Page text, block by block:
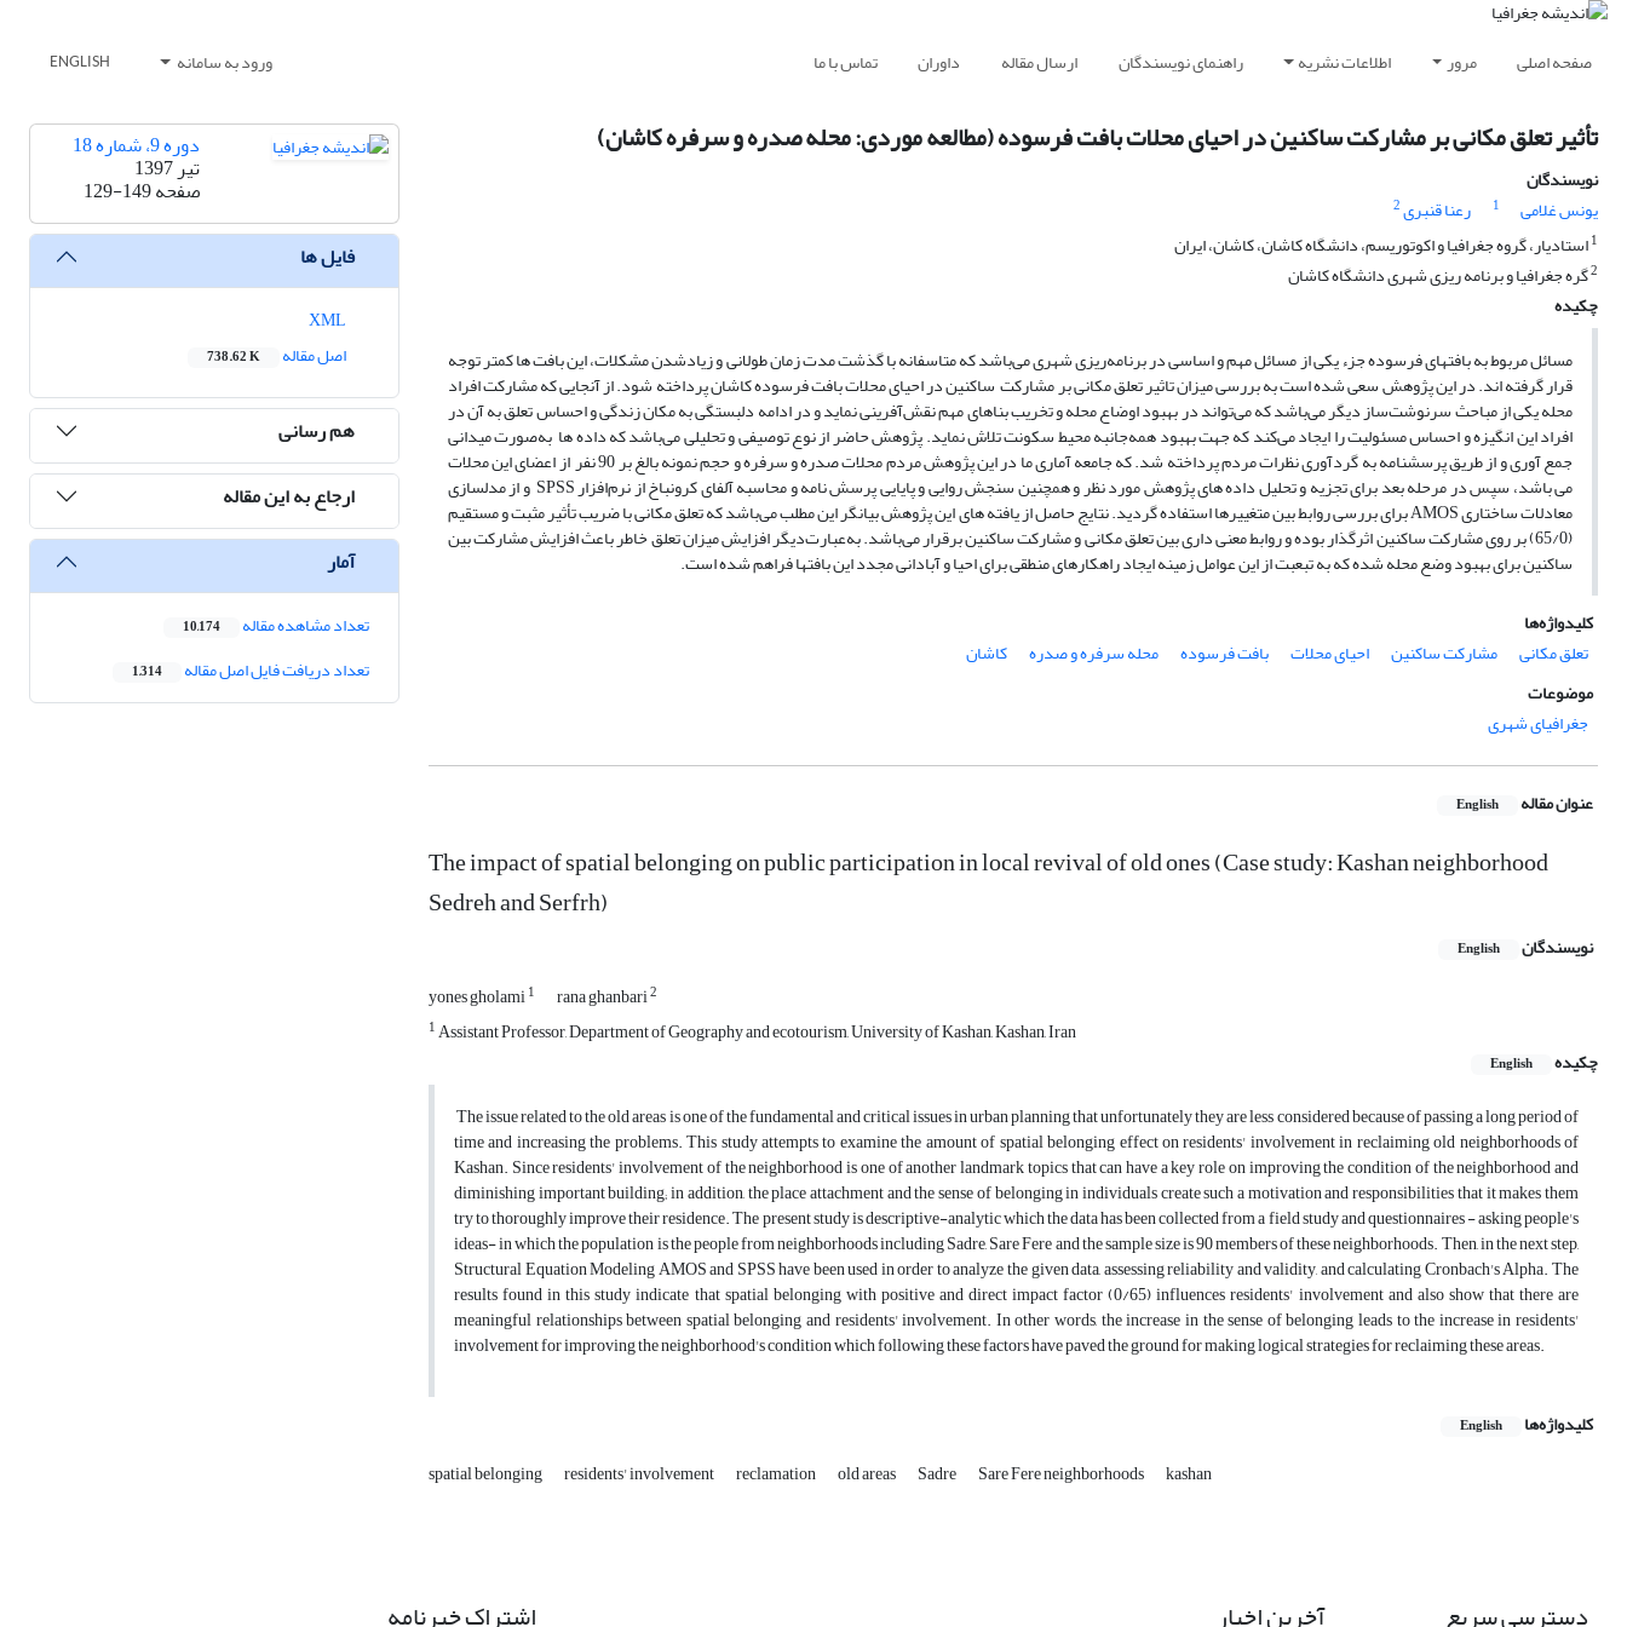
صفحه اصلی مرور اطلاعات نشریه راهنمای نویسندگان ارسال مقاله داوران تماس با ما ورود به سامانه ENGLISH
تأثیر تعلق مکانی بر مشارکت ساکنین در احیای محلات بافت فرسوده (مطالعه موردی: محله صدره و سرفره کاشان)
نویسندگان
یونس غلامی
1 رعنا قنبری2
1استادیار، گروه جغرافیا و اکوتوریسم، دانشگاه کاشان، کاشان، ایران
2گره جغرافیا و برنامه ریزی شهری دانشگاه کاشان
چکیده
مسائل مربوط به بافت­های فرسوده جزء یکی از مسائل مهم و اساسی در برنامه‌ریزی شهری می‌باشد که متاسفانه با گذشت مدت زمان طولانی و زیادشدن مشکلات، این بافت ها کمتر توجه
قرار گرفته اند. در این پژوهش سعی شده است به بررسی میزان تاثیر تعلق مکانی بر مشارکت ساکنین در احیای محلات بافت فرسوده کاشان پرداخته شود. از آنجایی که مشارکت افراد
محله یکی از مباحث سرنوشت‌ساز دیگر می‌باشد که می‌تواند در بهبود اوضاع محله و تخریب بناهای مهم نقش‌آفرینی نماید و در ادامه دلبستگی به مکان زندگی و احساس تعلق به آن در
افراد این انگیزه و احساس مسئولیت را ایجاد می‌کند که جهت بهبود همه‌جانبه محیط سکونت تلاش نماید. پژوهش حاضر از نوع توصیفی و تحلیلی می‌باشد که داده ها به‌صورت میدانی
جمع آوری و از طریق پرسشنامه به گردآوری نظرات مردم پرداخته شد. که جامعه آماری ما در این پژوهش مردم محلات صدره و سرفره و حجم نمونه بالغ بر 90 نفر از اعضای این محلات
می باشد، سپس در مرحله بعد برای تجزیه و تحلیل داده های پژوهش مورد نظر و همچنین سنجش روایی و پایایی پرسش نامه و محاسبه آلفای کرونباخ از نرم‌افزار SPSS و از مدلسازی
معادلات ساختاری AMOS برای بررسی روابط بین متغییرها استفاده گردید. نتایج حاصل از یافته های این پژوهش بیانگر این مطلب می‌باشد که تعلق مکانی با ضریب تأثیر مثبت و مستقیم
(65/0) بر روی مشارکت ساکنین اثرگذار بوده و روابط معنی داری بین تعلق مکانی و مشارکت ساکنین برقرار می‌باشد. به‌عبارت‌دیگر افزایش میزان تعلق خاطر باعث افزایش مشارکت بین
ساکنین برای بهبود وضع محله شده که به تبعبت از این عوامل زمینه ایجاد راهکارهای منطقی برای احیا و آبادانی مجدد این بافت­ها فراهم شده است.
کلیدواژه‌ها
تعلق مکانی
مشارکت ساکنین احیای محلات بافت فرسوده محله سرفره و صدره
کاشان
موضوعات
جغرافیای شهری
عنوان مقاله English
The impact of spatial belonging on public participation in local revival of old ones (Case study: Kashan neighborhood
Sedreh and Serfrh)
نویسندگان English
yones gholami1 rana ghanbari2
1Assistant Professor, Department of Geography and ecotourism, University of Kashan, Kashan, Iran
چکیده
English
The issue related to the old areas is one of the fundamental and critical issues in urban planning that unfortunately they are less considered because of passing a long period of
time and increasing the problems. This study attempts to examine the amount of spatial belonging effect on residents' involvement in reclaiming old neighborhoods of
Kashan. Since residents' involvement of the neighborhood is one of another landmark topics that can have a key role on improving the condition of the neighborhood and
diminishing important building; in addition, the place attachment and the sense of belonging in individuals create such a motivation and responsibilities that it makes them
try to thoroughly improve their residence. The present study is descriptive-analytic which the data has been collected from a field study and questionnaires - asking people's
ideas- in which the population is the people from neighborhoods including Sadre, Sare Fere and the sample size is 90 members of these neighborhoods. Then, in the next step,
Structural Equation Modeling AMOS and SPSS have been used in order to analyze the given data, assessing reliability and validity, and calculating Cronbach's Alpha. The
results found in this study indicate that spatial belonging with positive and direct impact factor (0/65) influences residents' involvement and also show that there are
meaningful relationships between spatial belonging and residents' involvement. In other words, the increase in the sense of belonging leads to the increase in residents'
involvement for improving the neighborhood's condition which following these factors have paved the ground for making logical strategies for reclaiming these areas.
کلیدواژه‌ها English
spatial belonging residents' involvement reclamation old areas Sadre Sare Fere neighborhoods kashan
دوره 9، شماره 18
تیر 1397
صفحه129-149
فایل ها
اصل مقاله
738.62 K
هم رسانی
ارجاع به این مقاله
آمار
تعداد مشاهده مقاله 10,174
تعداد دریافت فایل اصل مقاله 1,314
دسترسی سریع آخرین اخبار اشتراک خبرنامه